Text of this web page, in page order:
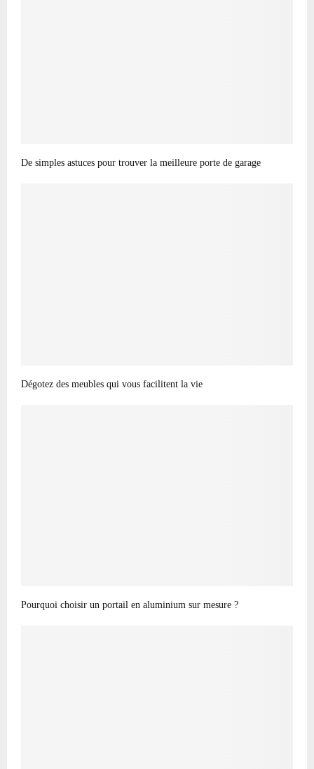
De simples astuces pour trouver la meilleure porte de garage
Dégotez des meubles qui vous facilitent la vie
Pourquoi choisir un portail en aluminium sur mesure ?